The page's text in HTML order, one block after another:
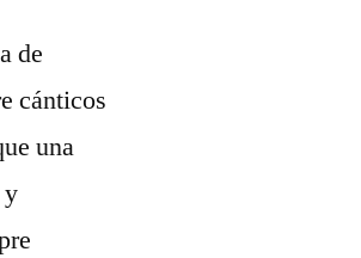
de
cánticos
una
y